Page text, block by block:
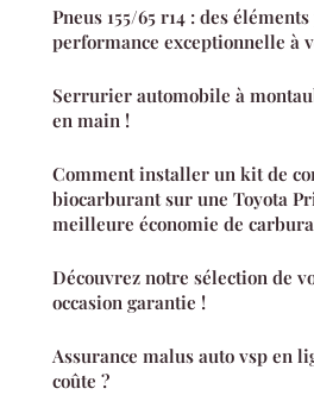
Pneus 155/65 r14 : des
performance exceptionnelle à
Serrurier automobile à
en main !
Comment installer un kit de
biocarburant sur une Toyota
meilleure économie de
Découvrez notre sélection de
occasion garantie !
Assurance malus auto vsp en
coûte ?